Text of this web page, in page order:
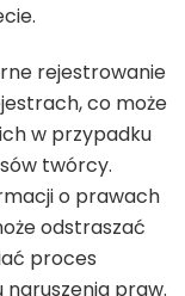
rejestrowanie
co może
w przypadku
twórcy.
o prawach
odstraszać
proces
praw.